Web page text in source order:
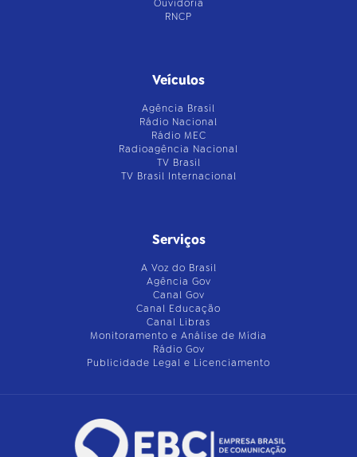
Ouvidoria
RNCP
Veículos
Agência Brasil
Rádio Nacional
Rádio MEC
Radioagência Nacional
TV Brasil
TV Brasil Internacional
Serviços
A Voz do Brasil
Agência Gov
Canal Gov
Canal Educação
Canal Libras
Monitoramento e Análise de Mídia
Rádio Gov
Publicidade Legal e Licenciamento